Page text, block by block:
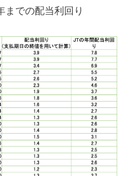
での配当利回り